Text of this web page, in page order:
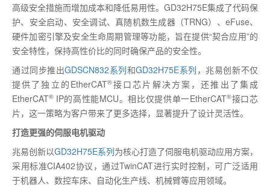
高级安全措施而增加成本和降低易用性。 GD32H75E集成了代码保
护、安全启动、安全调试、真随机数生成器（TRNG）、 eFuse、
硬件加密引擎及安全生命周期管理等功能，旨在提供“契合应用”的
安全特性，保持高性价比的同时确保产品的安全性。
通过同步推出GDSCN832系列和GD32H75E系列 ，兆易创新不仅
提供了独立的 EtherCAT®接口芯片解决方案，还推出了集成
EtherCAT® IP的高性能MCU。相比仅提供单一EtherCAT®接口芯
片，这一策略为客户带来了更多选择，显著提升了设计灵活性。
打造更强的伺服电机驱动
兆易创新以GD32H75E系列为核心打造了伺服电机驱动应用方案，
采用标准CIA402协议，通过TwinCAT进行实时控制，可广泛适用
于机器人、数控车床、自动化生产线、机械臂等应用领域。